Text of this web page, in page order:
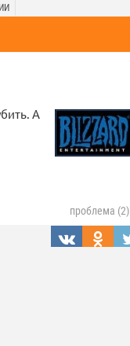
А
проблема (2)